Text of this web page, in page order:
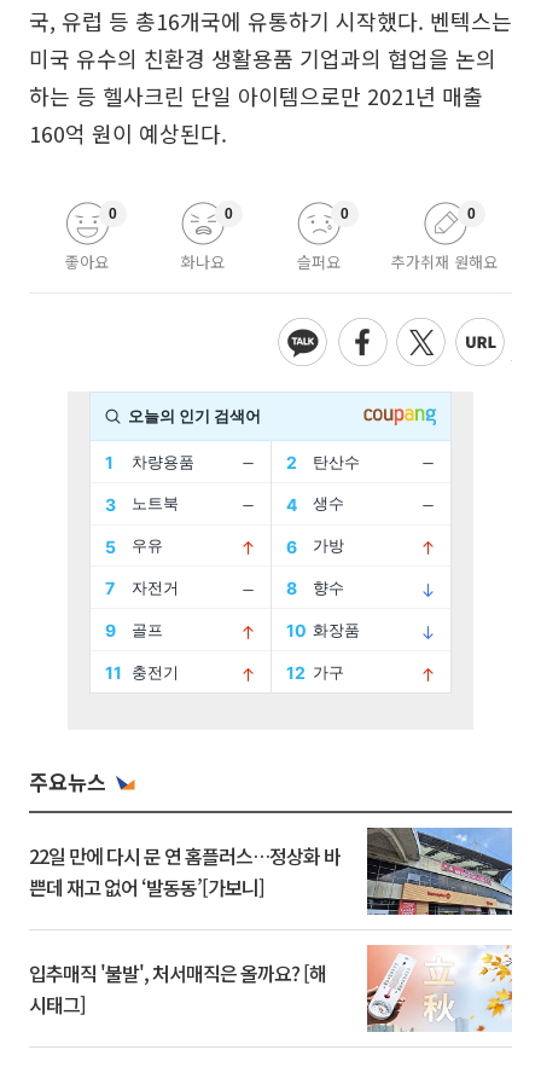
국, 유럽 등 총16개국에 유통하기 시작했다. 벤텍스는
미국 유수의 친환경 생활용품 기업과의 협업을 논의
하는 등 헬사크린 단일 아이템으로만 2021년 매출
160억 원이 예상된다.
좋아요
0
화나요
0
슬퍼요
0
추가취재 원해요
0
주요뉴스
22일 만에 다시 문 연 홈플러스…정상화 바
쁜데 재고 없어 ‘발동동’[가보니]
입추매직 '불발', 처서매직은 올까요? [해
시태그]